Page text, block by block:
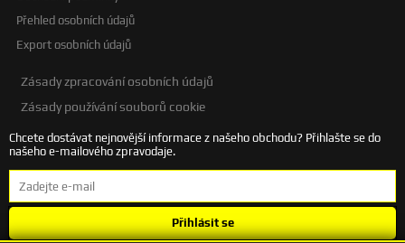
Přehled osobních údajů
Export osobních údajů
Zásady zpracování osobních údajů
Zásady používání souborů cookie
Chcete dostávat nejnovější informace z našeho obchodu? Přihlašte se do
našeho e-mailového zpravodaje.
Přihlásit se